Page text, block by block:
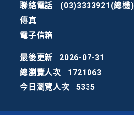
聯絡電話
(03)3333921(總機)
傳真
電子信箱
最後更新
2026-07-31
總瀏覽人次
1721063
今日瀏覽人次
5335